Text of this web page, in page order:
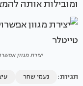
ומובילות אותה
יצירת מגוון
תגיות: נעמי שחר